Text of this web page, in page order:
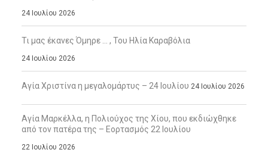
24 Ιουλίου 2026
Τι μας έκανες Όμηρε … , Του Ηλία Καραβόλια
24 Ιουλίου 2026
Αγία Χριστίνα η μεγαλομάρτυς – 24 Ιουλίου 24 Ιουλίου 2026
Αγία Μαρκέλλα, η Πολιούχος της Χίου, που εκδιώχθηκε
από τον πατέρα της – Εορτασμός 22 Ιουλίου
22 Ιουλίου 2026